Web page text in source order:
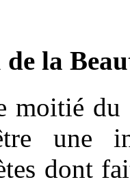
la
moitié du
une
dont